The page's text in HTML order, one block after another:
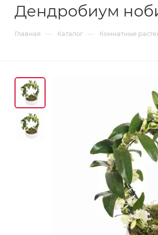
Дендробиум
Главная — Каталог — Комнатные